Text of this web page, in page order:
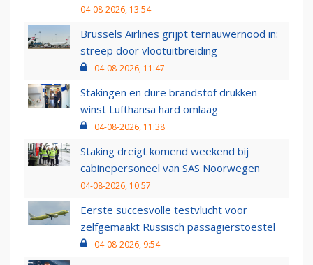
04-08-2026, 13:54
Brussels Airlines grijpt ternauwernood in:
streep door vlootuitbreiding
04-08-2026, 11:47
Stakingen en dure brandstof drukken
winst Lufthansa hard omlaag
04-08-2026, 11:38
Staking dreigt komend weekend bij
cabinepersoneel van SAS Noorwegen
04-08-2026, 10:57
Eerste succesvolle testvlucht voor
zelfgemaakt Russisch passagierstoestel
04-08-2026, 9:54